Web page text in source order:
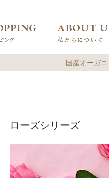
国産オーガ
ローズシリーズ